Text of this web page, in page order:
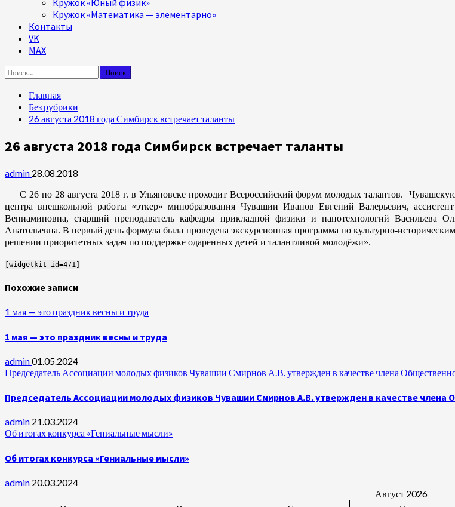
Кружок «Юный физик»
Кружок «Математика — элементарно»
Контакты
VK
MAX
Найти:
Главная
Без рубрики
26 августа 2018 года Симбирск встречает таланты
26 августа 2018 года Симбирск встречает таланты
admin 28.08.2018
С 26 по 28 августа 2018 г. в Ульяновске проходит Всероссийский форум молодых талантов. Чувашскую
центра внешкольной работы «эткер» минобразования Чувашии Иванов Евгений Валерьевич,
Вениаминовна, старший преподаватель кафедры прикладной физики и нанотехнологий Васильева
Анатольевна. В первый день формула была проведена экскурсионная программа по культурно-
решении приоритетных задач по поддержке одаренных детей и талантливой молодёжи».
[widgetkit id=471]
Похожие записи
1 мая — это праздник весны и труда
1 мая — это праздник весны и труда
admin01.05.2024
Председатель Ассоциации молодых физиков Чувашии Смирнов А.В. утвержден в качестве члена
Председатель Ассоциации молодых физиков Чувашии Смирнов А.В. утвержден в качестве члена
admin 21.03.2024
Об итогах конкурса «Гениальные мысли»
Об итогах конкурса «Гениальные мысли»
admin 20.03.2024
Август 2026